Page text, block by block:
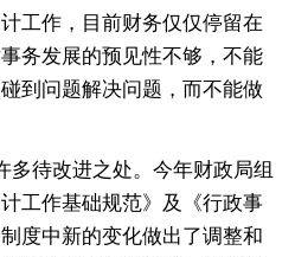
工作，目前财务仅仅停留在
务发展的预见性不够，不能
到问题解决问题，而不能做
多待改进之处。今年财政局组
工作基础规范》及《行政事
度中新的变化做出了调整和